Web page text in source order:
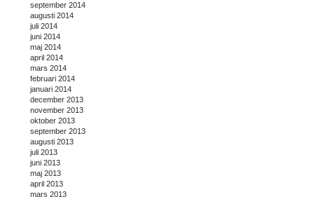
september 2014
augusti 2014
juli 2014
juni 2014
maj 2014
april 2014
mars 2014
februari 2014
januari 2014
december 2013
november 2013
oktober 2013
september 2013
augusti 2013
juli 2013
juni 2013
maj 2013
april 2013
mars 2013